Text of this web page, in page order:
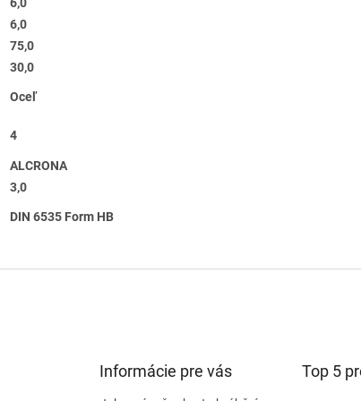
6,0
75,0
30,0
Oceľ
4
ALCRONA
3,0
DIN 6535 Form HB
Informácie pre vás Top 5